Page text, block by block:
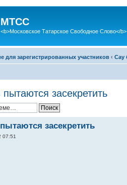
МТСС
<b>Московское Татарское Свободное Слово</b>
для зарегистрированных участников ‹ Сау
засекретить
засекретить
07:51